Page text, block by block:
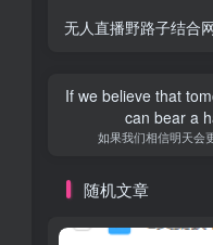
If we believe that
can bear a
如果我们相信明天会
随机文章